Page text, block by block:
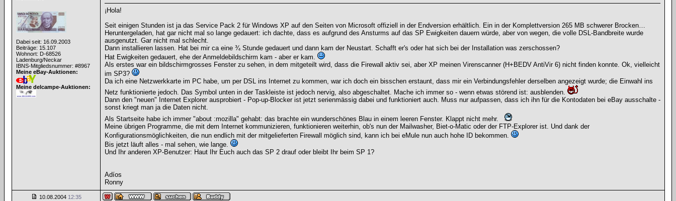
Dabei seit: 16.09.2003
Beiträge: 15.107
Wohnort: D-68526
Ladenburg/Neckar
IBNS-Mitgliedsnummer: #8967
Meine eBay-Auktionen:
Meine delcampe-Auktionen:
¡Hola!
Seit einigen Stunden ist ja das Service Pack 2 für Windows XP auf den Seiten von Microsoft offiziell in der Endversion erhältlich. Ein in der Komplettversion 265 MB schwerer Brocken…
Heruntergeladen, hat gar nicht mal so lange gedauert: ich dachte, dass es aufgrund des Ansturms auf das SP Ewigkeiten dauern würde, aber von wegen, die volle DSL-Bandbreite wurde
ausgenutzt. Gar nicht mal schlecht.
Dann installieren lassen. Hat bei mir ca eine ¾ Stunde gedauert und dann kam der Neustart. Schafft er's oder hat sich bei der Installation was zerschossen?
Hat Ewigkeiten gedauert, ehe der Anmeldebildschirm kam - aber er kam.
Als erstes war ein bildschirmgrosses Fenster zu sehen, in dem mitgeteilt wird, dass die Firewall aktiv sei, aber XP meinen Virenscanner (H+BEDV AntiVir 6) nicht finden konnte. Ok, vielleicht
im SP3?
Da ich eine Netzwerkkarte im PC habe, um per DSL ins Internet zu kommen, war ich doch ein bisschen erstaunt, dass mir ein Verbindungsfehler derselben angezeigt wurde; die Einwahl ins
Netz funktionierte jedoch. Das Symbol unten in der Taskleiste ist jedoch nervig, also abgeschaltet. Mache ich immer so - wenn etwas störend ist: ausblenden.
Dann den "neuen" Internet Explorer ausprobiert - Pop-up-Blocker ist jetzt serienmässig dabei und funktioniert auch. Muss nur aufpassen, dass ich ihn für die Kontodaten bei eBay ausschalte -
sonst kriegt man ja die Daten nicht.
Als Startseite habe ich immer "about :mozilla" gehabt: das brachte ein wunderschönes Blau in einem leeren Fenster. Klappt nicht mehr.
Meine übrigen Programme, die mit dem Internet kommunizieren, funktionieren weiterhin, ob's nun der Mailwasher, Biet-o-Matic oder der FTP-Explorer ist. Und dank der
Konfigurationsmöglichkeiten, die nun endlich mit der mitgelieferten Firewall möglich sind, kann ich bei eMule nun auch hohe ID bekommen.
Bis jetzt läuft alles - mal sehen, wie lange.
Und Ihr anderen XP-Benutzer: Haut Ihr Euch auch das SP 2 drauf oder bleibt Ihr beim SP 1?
Adíos
Ronny
10.08.2004 12:35